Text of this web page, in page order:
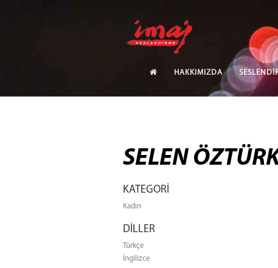
HAKKIMIZDA
SELEN
KATEGORİ
Kadın
DİLLER
Türkçe
İngilizce